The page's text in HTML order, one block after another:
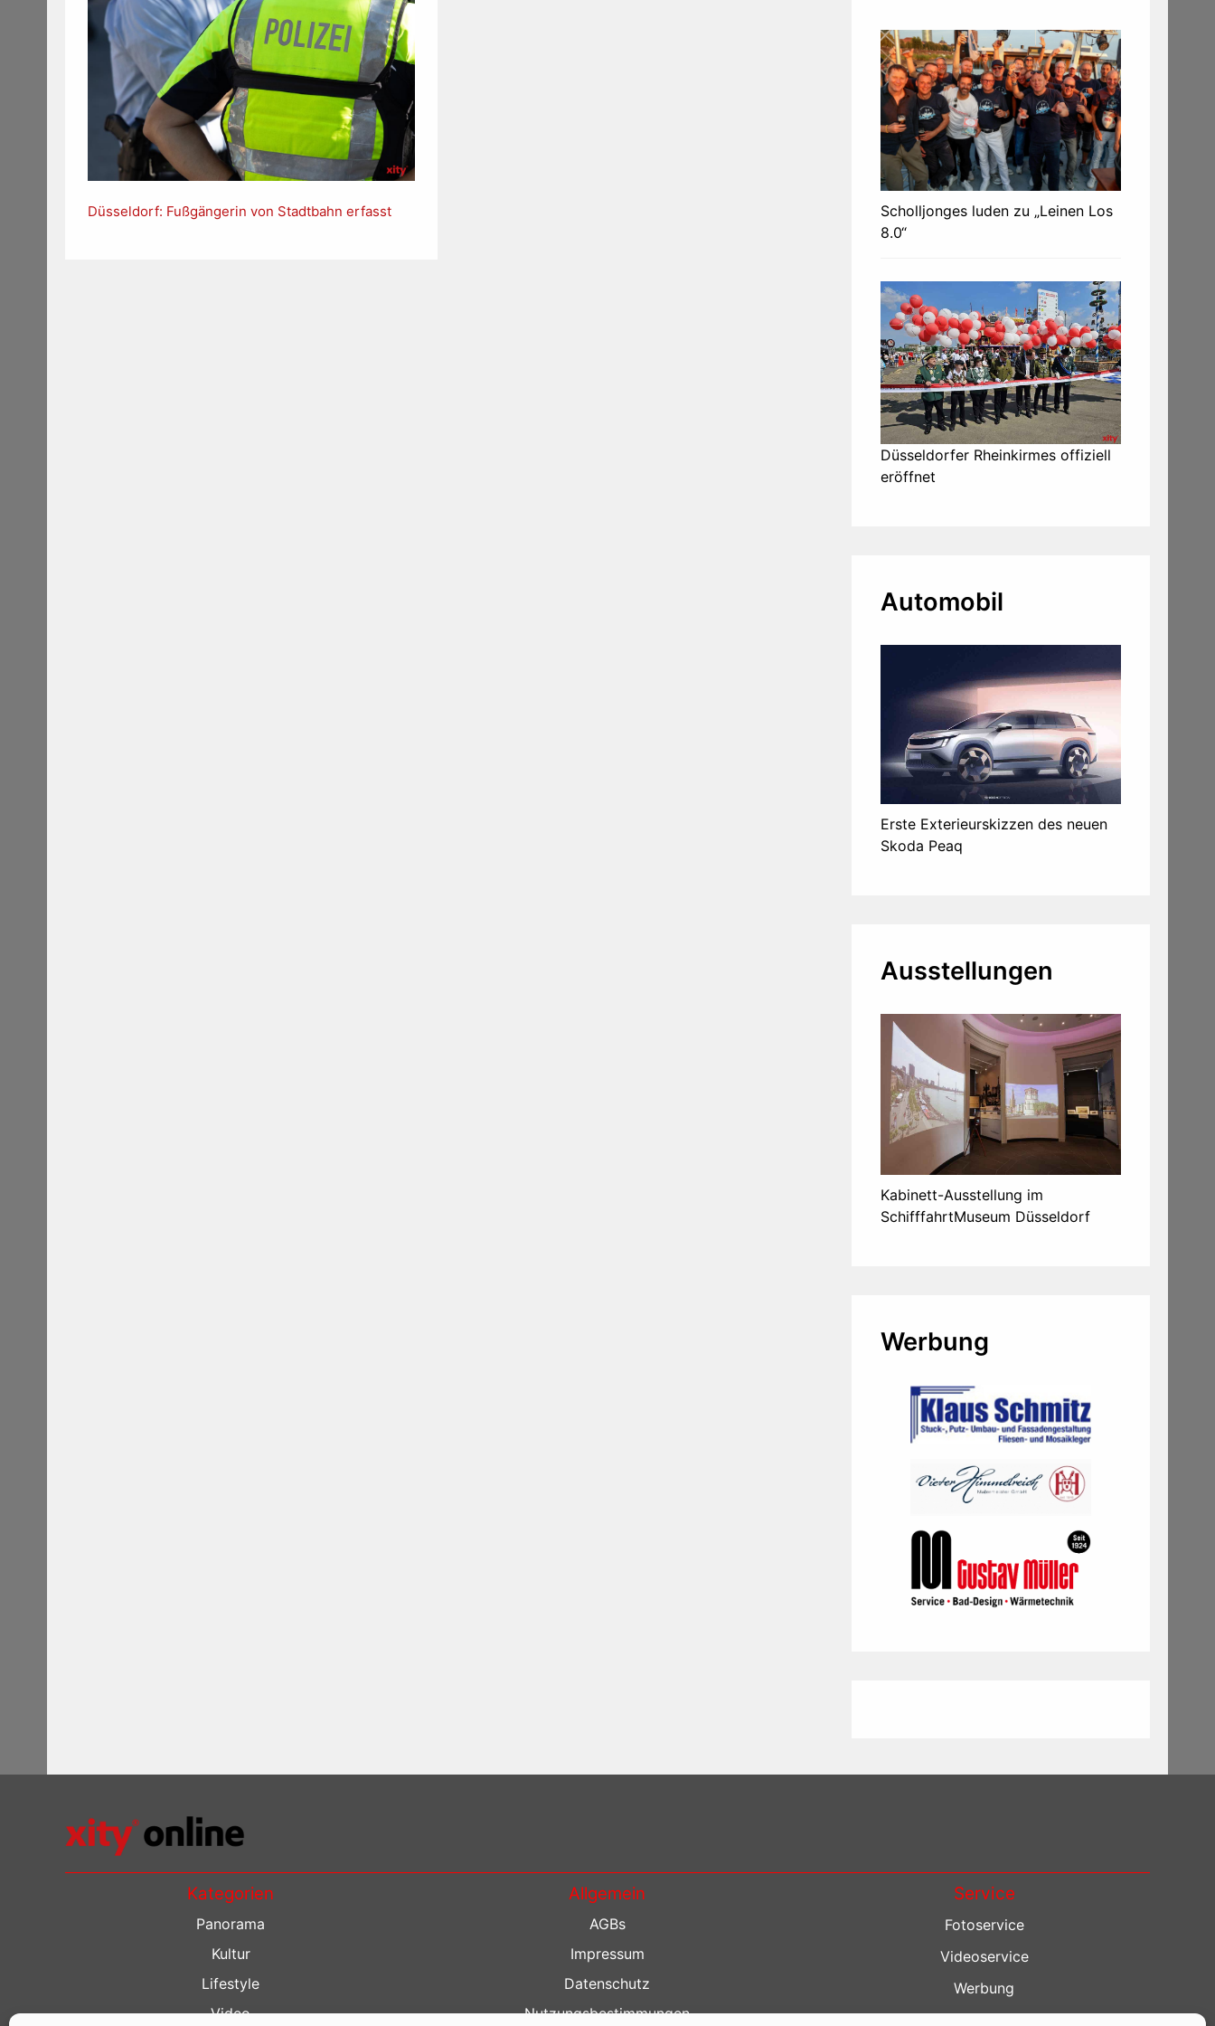
Düsseldorf: Fußgängerin von Stadtbahn erfasst
Scholljonges luden zu „Leinen Los
8.0“
Düsseldorfer Rheinkirmes offiziell
eröffnet
Automobil
Erste Exterieurskizzen des neuen
Skoda Peaq
Ausstellungen
Kabinett-Ausstellung im
SchifffahrtMuseum Düsseldorf
Werbung
Kategorien
Panorama
Kultur
Lifestyle
Video
Allgemein
AGBs
Impressum
Datenschutz
Nutzungsbestimmungen
Service
Fotoservice
Videoservice
Werbung